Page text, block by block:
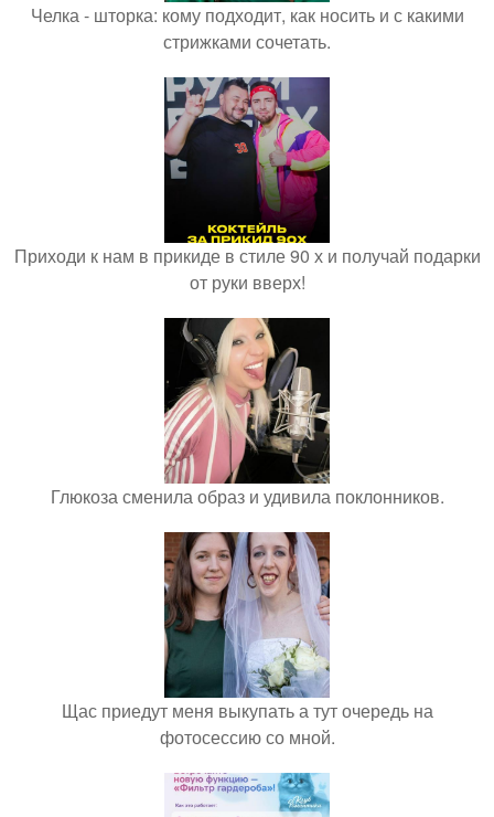
Челка - шторка: кому подходит, как носить и с какими
стрижками сочетать.
Приходи к нам в прикиде в стиле 90 х и получай подарки
от руки вверх!
Глюкоза сменила образ и удивила поклонников.
Щас приедут меня выкупать а тут очередь на
фотосессию со мной.